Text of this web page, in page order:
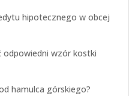
hipotecznego w obcej
odpowiedni wzór kostki
hamulca górskiego?